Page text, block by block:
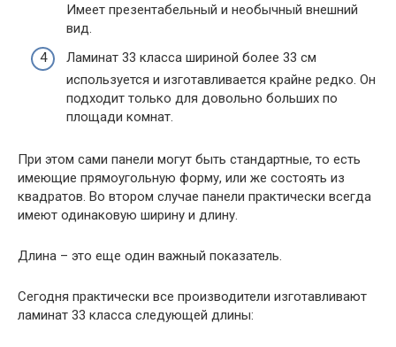
Имеет презентабельный и необычный внешний
вид.
Ламинат 33 класса шириной более 33 см
используется и изготавливается крайне редко. Он
подходит только для довольно больших по
площади комнат.
При этом сами панели могут быть стандартные, то есть
имеющие прямоугольную форму, или же состоять из
квадратов. Во втором случае панели практически всегда
имеют одинаковую ширину и длину.
Длина – это еще один важный показатель.
Сегодня практически все производители изготавливают
ламинат 33 класса следующей длины: